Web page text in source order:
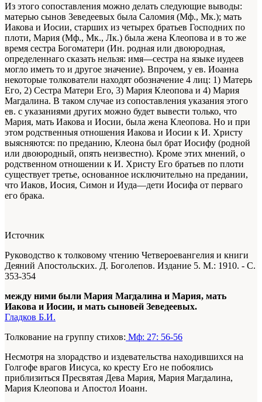
Из этого сопоставления можно делать следующие выводы:
матерью сынов Зеведеевых была Саломия (Мф., Мк.); мать
Иакова и Иосии, старших из четырех братьев Господних по
плоти, Мария (Мф., Мк., Лк.) была жена Клеопова и в то же
время сестра Богоматери (Ин. родная или двоюродная,
определеннаго сказать нельзя: имя—сестра на языке иудеев
могло иметь то и другое значение). Впрочем, у ев. Иоанна
некоторые толкователи находят обозначение 4 лиц: 1) Матерь
Его, 2) Сестра Матери Его, 3) Мария Клеопова и 4) Мария
Магдалина. В таком случае из сопоставления указания этого
ев. с указаниями других можно будет вывести только, что
Мария, мать Иакова и Иосии, была жена Клеопова. Но и при
этом родственныя отношения Иакова и Иосии к И. Христу
выясняются: по преданию, Клеона был брат Иосифу (родной
или двоюродный, опять неизвестно). Кроме этих мнений, о
родственном отношении к И. Христу Его братьев по плоти
существует третье, основанное исключительно на предании,
что Иаков, Иосия, Симон и Иуда—дети Иосифа от перваго
его брака.
Источник
Руководство к толковому чтению Четвероевангелия и книги
Деяний Апостольских. Д. Боголепов. Издание 5. М.: 1910. - С.
353-354
между ними были Мария Магдалина и Мария, мать
Иакова и Иосии, и мать сыновей Зеведеевых.
Гладков Б.И.
Толкование на группу стихов: Мф: 27: 56-56
Несмотря на злорадство и издевательства находившихся на
Голгофе врагов Иисуса, ко кресту Его не побоялись
приблизиться Пресвятая Дева Мария, Мария Магдалина,
Мария Клеопова и Апостол Иоанн.